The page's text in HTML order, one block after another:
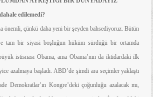
edilemedi?
önemli, çünkü daha yeni bir şeyden bahsediyoruz. Bütün
tam bir siyasi boşluğun hüküm sürdüğü bir ortamda
istisnası Obama, ama Obama’nın da iktidardaki ilk
azalmaya başladı. ABD’de şimdi ara seçimler yaklaştı
Demokratlar’ın Kongre’deki çoğunluğu azalacak mı,